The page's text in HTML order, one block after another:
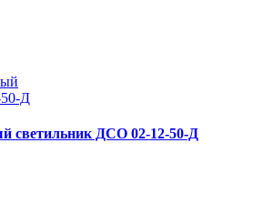
светильник ДСО 02-12-50-Д